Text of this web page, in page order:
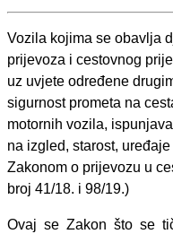
Vozila kojima se obavlja
prijevoza i cestovnog
uz uvjete određene
sigurnost prometa na
motornih vozila,
na izgled, starost,
Zakonom o prijevozu u
broj 41/18. i 98/19.)
Ovaj se Zakon što se